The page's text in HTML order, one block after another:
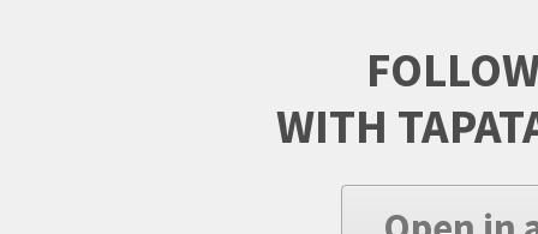
WITH